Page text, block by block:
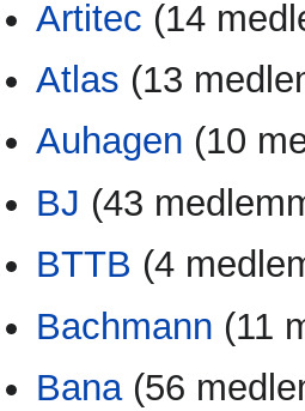
Artitec (14
Atlas (13
Auhagen (10
BJ
(43
BTTB
(4
Bachmann (11
Bana (56